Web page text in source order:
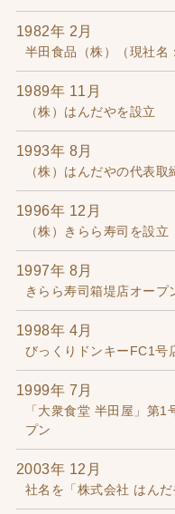
1982年 2月
半田食品（株）（現社名
1989年 11月
（株）はんだやを設立
1993年 8月
（株）はんだやの代表
1996年 12月
（株）きらら寿司を設立
1997年 8月
きらら寿司箱堤店オープ
1998年 4月
びっくりドンキーFC1号
1999年 7月
「大衆食堂 半田屋」第
プン
2003年 12月
社名を「株式会社 はん